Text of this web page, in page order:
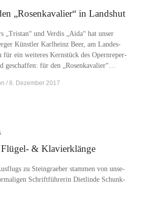
„Rosenkavalier“ in Landshut
„Tris­tan“ und Ver­dis „Aida“ hat un­ser
Künst­ler Karl­heinz Beer, am Lan­des­
für ein wei­te­res Kern­stück des Opern­re­per­
ge­schaf­fen: für den „Ro­sen­ka­va­lier“…
8. Dezember 2017
& Klavierklänge
zu Stein­grae­ber stam­men von un­se­
Schrift­füh­re­rin Diet­lin­de Schunk-